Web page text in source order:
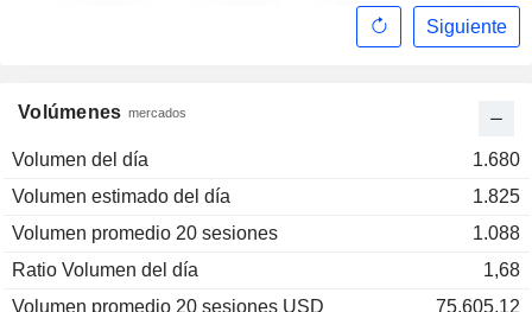
Volúmenes mercados
Volumen del día
1.680
Volumen estimado del día
1.825
Volumen promedio 20 sesiones
1.088
Ratio Volumen del día
1,68
Volumen promedio 20 sesiones USD
75.605,12
Siguiente